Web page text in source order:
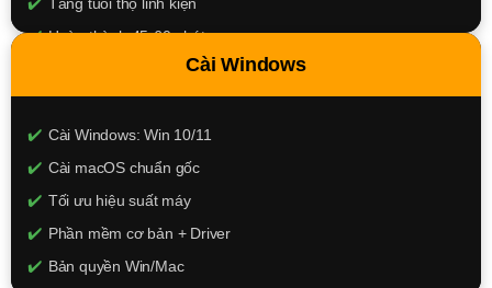
Hoàn thành 45-60 phút
150k - 250k
XEM CHI TIẾT
Cài Windows
Cài Windows: Win 10/11
Cài macOS chuẩn gốc
Tối ưu hiệu suất máy
Phần mềm cơ bản + Driver
Bản quyền Win/Mac